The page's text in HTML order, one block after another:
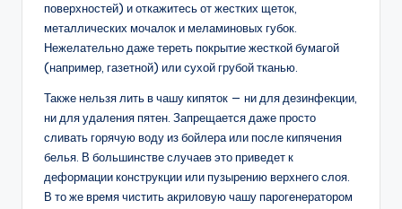
поверхностей) и откажитесь от жестких щеток,
металлических мочалок и меламиновых губок.
Нежелательно даже тереть покрытие жесткой бумагой
(например, газетной) или сухой грубой тканью.
Также нельзя лить в чашу кипяток — ни для дезинфекции,
ни для удаления пятен. Запрещается даже просто
сливать горячую воду из бойлера или после кипячения
белья. В большинстве случаев это приведет к
деформации конструкции или пузырению верхнего слоя.
В то же время чистить акриловую чашу парогенератором